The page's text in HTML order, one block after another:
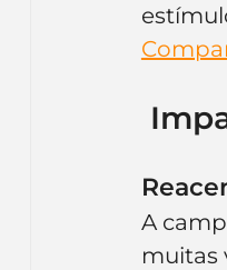
A
muitas